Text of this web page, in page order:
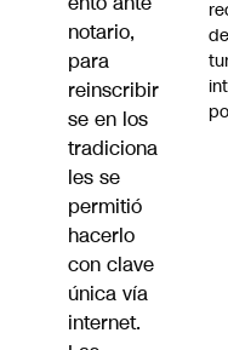
notario,
para
reinscribir
se en los
tradiciona
les se
permitió
hacerlo
con clave
única vía
internet.